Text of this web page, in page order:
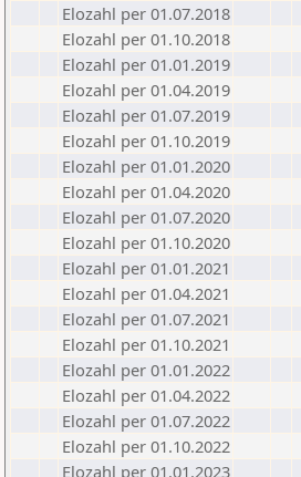
Elozahl per 01.07.2018
Elozahl per 01.10.2018
Elozahl per 01.01.2019
Elozahl per 01.04.2019
Elozahl per 01.07.2019
Elozahl per 01.10.2019
Elozahl per 01.01.2020
Elozahl per 01.04.2020
Elozahl per 01.07.2020
Elozahl per 01.10.2020
Elozahl per 01.01.2021
Elozahl per 01.04.2021
Elozahl per 01.07.2021
Elozahl per 01.10.2021
Elozahl per 01.01.2022
Elozahl per 01.04.2022
Elozahl per 01.07.2022
Elozahl per 01.10.2022
Elozahl per 01.01.2023